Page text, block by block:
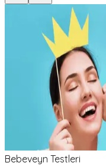
Bebeveyn Testleri